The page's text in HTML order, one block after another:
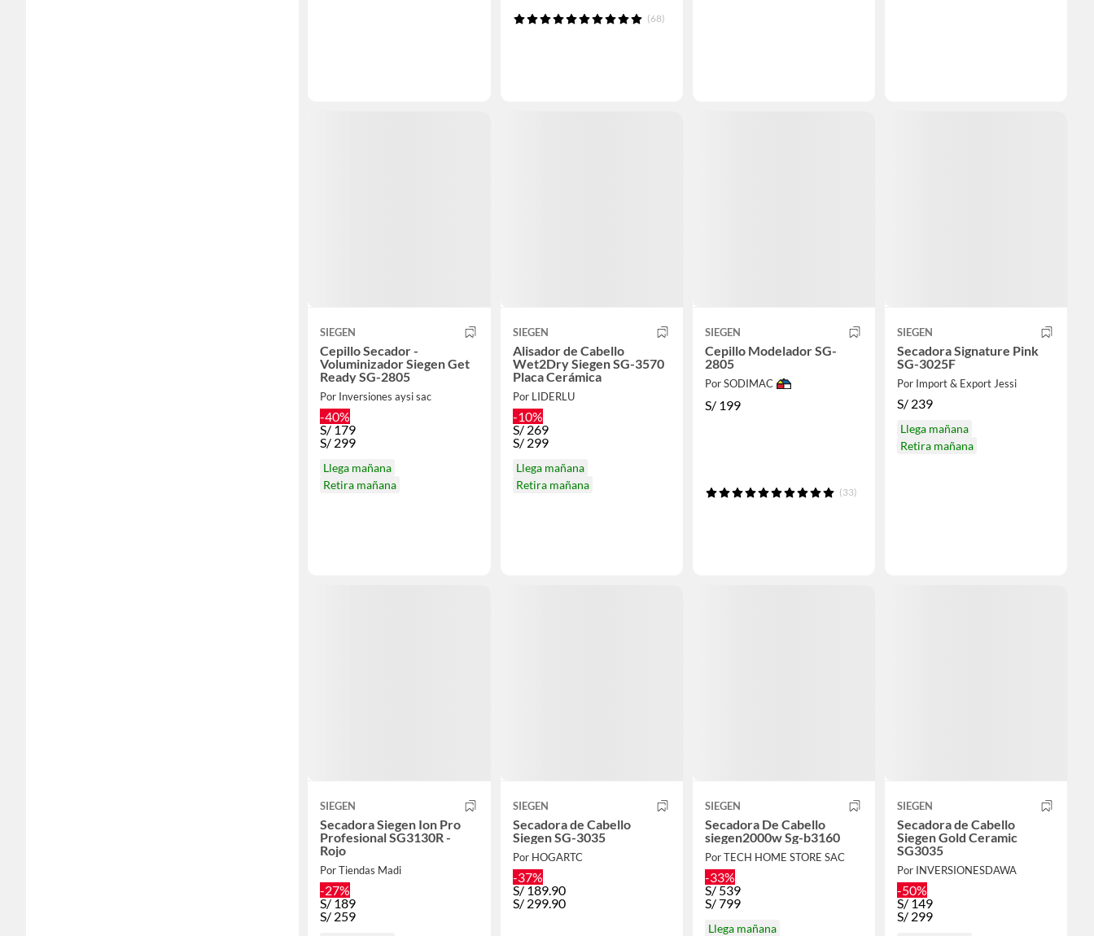
(68)
SIEGEN
Cepillo Secador -
Voluminizador Siegen Get
Ready SG-2805
Por Inversiones aysi sac
-40%
S/179
S/ 299
Llega mañana
Retira mañana
SIEGEN
Alisador de Cabello
Wet2Dry Siegen SG-3570
Placa Cerámica
Por LIDERLU
-10%
S/269
S/ 299
Llega mañana
Retira mañana
SIEGEN
Cepillo Modelador SG-
2805
Por SODIMAC
S/ 199
(33)
SIEGEN
Secadora Signature Pink
SG-3025F
Por Import & Export Jessi
S/ 239
Llega mañana
Retira mañana
SIEGEN
Secadora Siegen Ion Pro
Profesional SG3130R -
Rojo
Por Tiendas Madi
-27%
S/189
S/ 259
SIEGEN
Secadora de Cabello
Siegen SG-3035
Por HOGARTC
-37%
S/189.90
S/ 299.90
SIEGEN
Secadora De Cabello
siegen2000w Sg-b3160
Por TECH HOME STORE SAC
-33%
S/539
S/799
Llega mañana
SIEGEN
Secadora de Cabello
Siegen Gold Ceramic
SG3035
Por INVERSIONESDAWA
-50%
S/149
S/ 299